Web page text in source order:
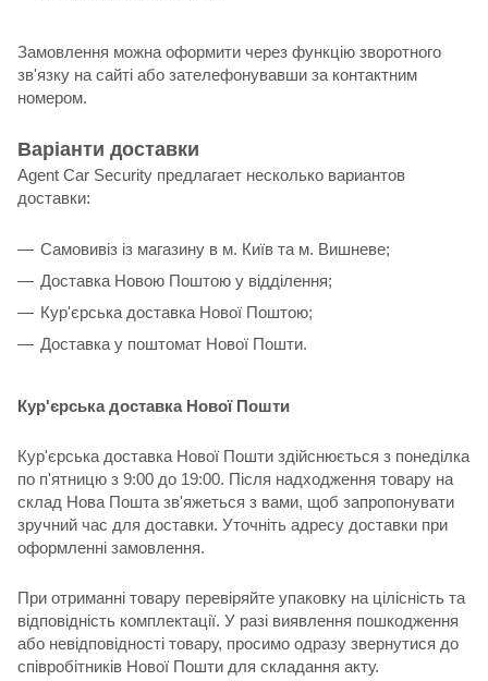
Замовлення можна оформити через функцію зворотного
зв'язку на сайті або зателефонувавши за контактним
номером.
Варіанти доставки
Agent Car Security предлагает несколько вариантов
доставки:
Самовивіз із магазину в м. Київ та м. Вишневе;
Доставка Новою Поштою у відділення;
Кур'єрська доставка Нової Поштою;
Доставка у поштомат Нової Пошти.
Кур'єрська доставка Нової Пошти
Кур'єрська доставка Нової Пошти здійснюється з понеділка
по п'ятницю з 9:00 до 19:00. Після надходження товару на
склад Нова Пошта зв'яжеться з вами, щоб запропонувати
зручний час для доставки. Уточніть адресу доставки при
оформленні замовлення.
При отриманні товару перевіряйте упаковку на цілісність та
відповідність комплектації. У разі виявлення пошкодження
або невідповідності товару, просимо одразу звернутися до
співробітників Нової Пошти для складання акту.